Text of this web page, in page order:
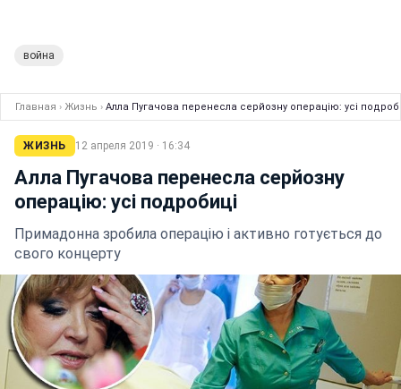
война
Главная › Жизнь › Алла Пугачова перенесла серйозну операцію: усі
ЖИЗНЬ 12 апреля 2019 · 16:34
Алла Пугачова перенесла серйозну
операцію: усі подробиці
Примадонна зробила операцію і активно готується до
свого концерту